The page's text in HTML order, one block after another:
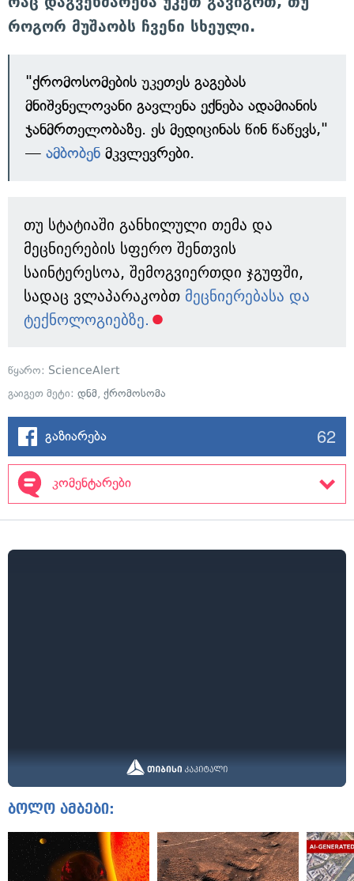
როგორ მუშაობს ჩვენი სხეული.
"ქრომოსომების უკეთეს გაგებას
მნიშვნელოვანი გავლენა ექნება ადამიანის
ჯანმრთელობაზე. ეს მედიცინას წინ წაწევს,"
— ამბობენ მკვლევრები.
თუ სტატიაში განხილული თემა და
მეცნიერების სფერო შენთვის
საინტერესოა, შემოგვიერთდი ჯგუფში,
სადაც ვლაპარაკობთ მეცნიერებასა და
ტექნოლოგიებზე.
წყარო: ScienceAlert
გაიგეთ მეტი: დნმ, ქრომოსომა
გაზიარება 62
კომენტარები
ბოლო ამბები: